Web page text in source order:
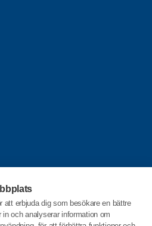
att erbjuda dig som besökare en bättre
och analyserar information om